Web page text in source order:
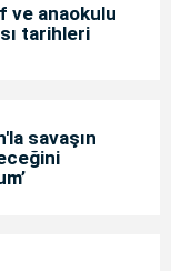
ve anaokulu
tarihleri
savaşın